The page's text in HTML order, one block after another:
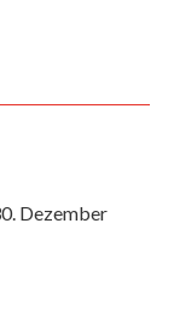
Dezember